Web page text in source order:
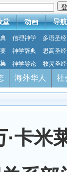
堂 动画 导航
信理神学
多语圣经
神学辞典
思高圣经
神学导论 牧灵圣经
海外华人 社
卡米